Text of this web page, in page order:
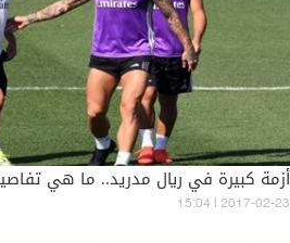
أزمة كبيرة في ريال مدريد.. ما هي
15:04 | 2017-02-23